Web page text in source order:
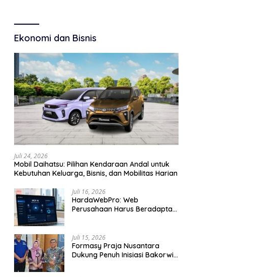
Pemkab
Ekonomi dan Bisnis
Juli 24, 2026
Mobil Daihatsu: Pilihan Kendaraan Andal untuk
Kebutuhan Keluarga, Bisnis, dan Mobilitas Harian
Juli 16, 2026
HardaWebPro: Web
Perusahaan Harus Beradaptasi
Operasional
Juli 15, 2026
Formasy Praja Nusantara
Dukung Penuh Inisiasi Bakorwil